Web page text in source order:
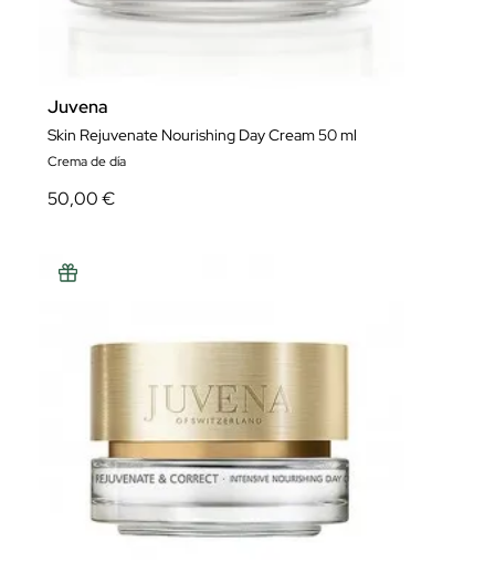
Juvena
Skin Rejuvenate Nourishing Day Cream 50 ml
Crema de día
50,00 €